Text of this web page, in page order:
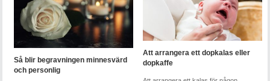
Så blir begravningen minnesvärd
och personlig
Att arrangera ett dopkalas eller
dopkaffe